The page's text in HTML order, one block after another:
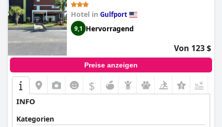
Hotel in Gulfport
9,1 Hervorragend
Von 123 $
Preise anzeigen
$
INFO
Kategorien